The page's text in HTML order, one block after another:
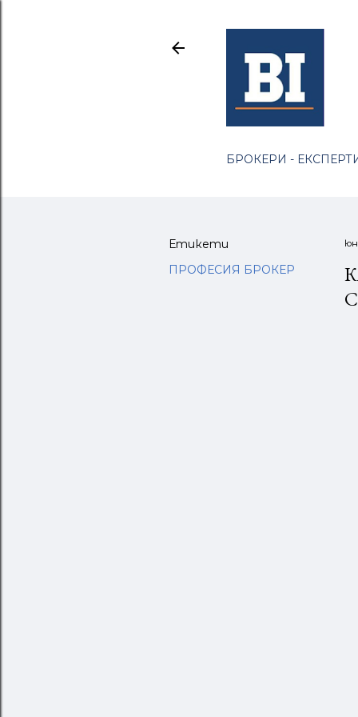
БРОКЕРИ -
Етикети
ПРОФЕСИЯ БРОКЕР